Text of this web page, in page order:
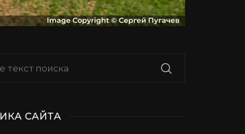
САЙТА